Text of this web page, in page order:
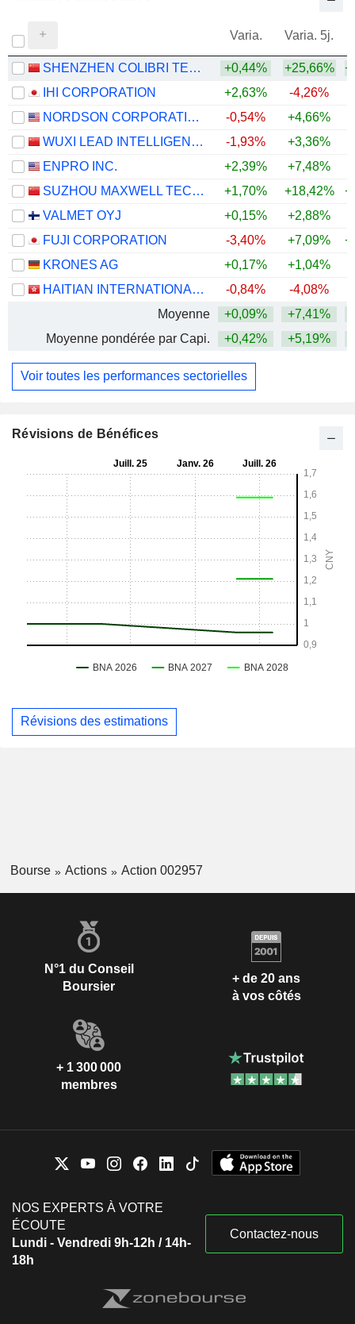
Varia. Varia. 5j.
SHENZHEN COLIBRI TECHNOLOGIES CO., LTD. +0,44% +25,66%
IHI CORPORATION
+2,63% -4,26%
NORDSON CORPORATION
-0,54% +4,66%
WUXI LEAD INTELLIGENT EQUIPMENT CO.,LTD.
-1,93% +3,36%
ENPRO INC.
+2,39% +7,48%
SUZHOU MAXWELL TECHNOLOGIES CO., LTD.
+1,70% +18,42%
VALMET OYJ
+0,15% +2,88%
FUJI CORPORATION
-3,40% +7,09%
KRONES AG
+0,17% +1,04%
HAITIAN INTERNATIONAL HOLDINGS LIMITED
-0,84% -4,08%
Moyenne
+0,09% +7,41%
Moyenne pondérée par Capi.
+0,42% +5,19%
Voir toutes les performances sectorielles
Révisions de Bénéfices
Révisions des estimations
Bourse Actions Action 002957
N°1 du Conseil
Boursier
+ de 20 ans
à vos côtés
+ 1 300 000
membres
NOS EXPERTS À VOTRE
ÉCOUTE
Lundi - Vendredi 9h-12h / 14h-
18h
Contactez-nous